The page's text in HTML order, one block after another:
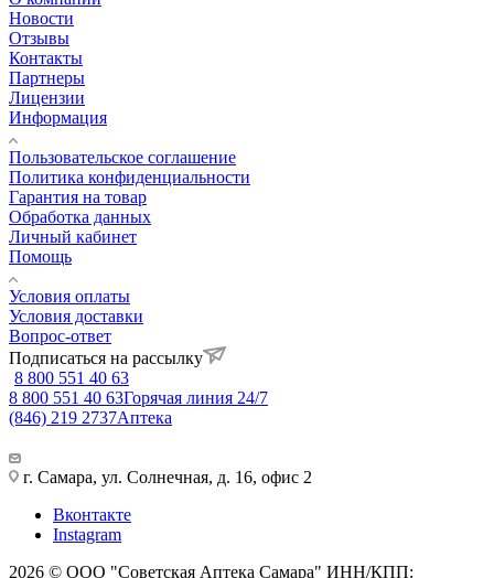
Новости
Отзывы
Контакты
Партнеры
Лицензии
Информация
Пользовательское соглашение
Политика конфиденциальности
Гарантия на товар
Обработка данных
Личный кабинет
Помощь
Условия оплаты
Условия доставки
Вопрос-ответ
Подписаться на рассылку
8 800 551 40 63
8 800 551 40 63Горячая линия 24/7
(846) 219 2737Аптека
г. Самара, ул. Солнечная, д. 16, офис 2
Вконтакте
Instagram
2026 © ООО "Советская Аптека Самара" ИНН/КПП: